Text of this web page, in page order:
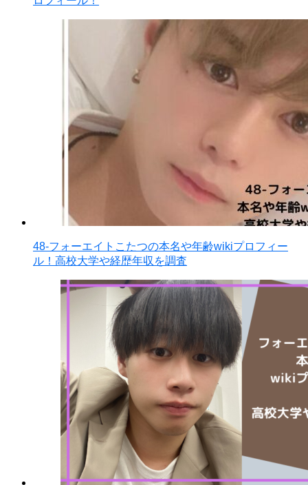
48-フォーエイトこたつの本名や年齢wikiプロフィー
ル！高校大学や経歴年収を調査